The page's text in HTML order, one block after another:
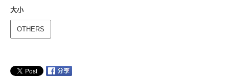
大小
OTHERS